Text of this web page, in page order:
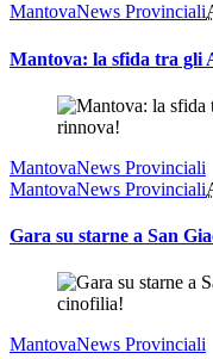
MantovaNews Provinciali
Mantova: la sfida tra gli
MantovaNews Provinciali
MantovaNews Provinciali
Gara su starne a San
MantovaNews Provinciali